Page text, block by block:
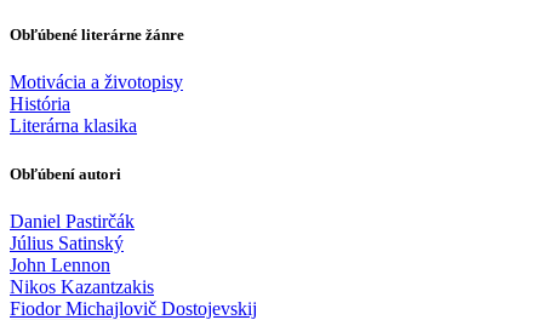
Obľúbené literárne žánre
Motivácia a životopisy
História
Literárna klasika
Obľúbení autori
Daniel Pastirčák
Július Satinský
John Lennon
Nikos Kazantzakis
Fiodor Michajlovič Dostojevskij